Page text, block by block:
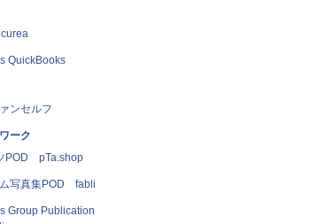
QuickBooks
ンセルフ
ーク
POD pTa.shop
写真集POD fabli
Group Publication